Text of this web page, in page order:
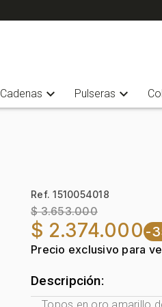
Cadenas expand_more Pulseras expand_more
Ref. 1510054018
$ 3.653.000
$ 2.374.000 -
Precio exclusivo para
Descripción: